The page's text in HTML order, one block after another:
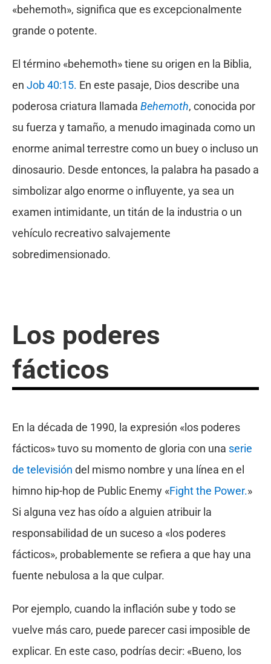
«behemoth», significa que es excepcionalmente
grande o potente.
El término «behemoth» tiene su origen en la Biblia,
en Job 40:15. En este pasaje, Dios describe una
poderosa criatura llamada Behemoth, conocida por
su fuerza y tamaño, a menudo imaginada como un
enorme animal terrestre como un buey o incluso un
dinosaurio. Desde entonces, la palabra ha pasado a
simbolizar algo enorme o influyente, ya sea un
examen intimidante, un titán de la industria o un
vehículo recreativo salvajemente
sobredimensionado.
Los poderes
fácticos
En la década de 1990, la expresión «los poderes
fácticos» tuvo su momento de gloria con una serie
de televisión del mismo nombre y una línea en el
himno hip-hop de Public Enemy «Fight the Power.»
Si alguna vez has oído a alguien atribuir la
responsabilidad de un suceso a «los poderes
fácticos», probablemente se refiera a que hay una
fuente nebulosa a la que culpar.
Por ejemplo, cuando la inflación sube y todo se
vuelve más caro, puede parecer casi imposible de
explicar. En este caso, podrías decir: «Bueno, los